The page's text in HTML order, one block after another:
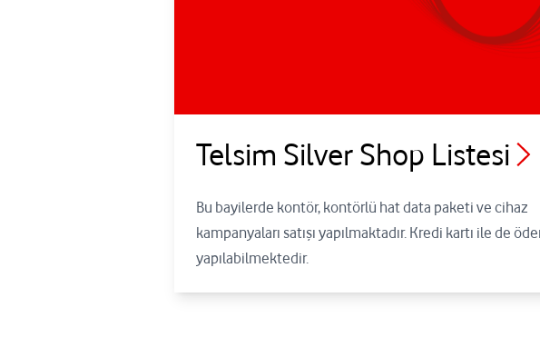
Telsim Silver Shop Listesi
Bu bayilerde kontör, kontörlü hat data paketi ve cihaz
kampanyaları satışı yapılmaktadır. Kredi kartı ile de
yapılabilmektedir.